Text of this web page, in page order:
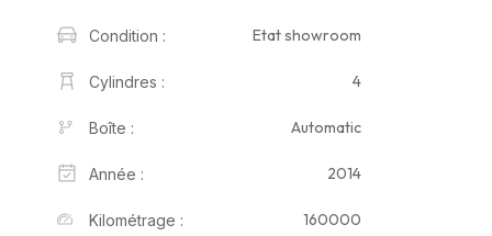
Condition : Etat showroom
Cylindres : 4
Boîte : Automatic
Année : 2014
Kilométrage : 160000